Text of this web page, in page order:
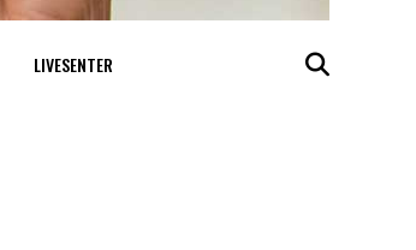
LIVESENTER